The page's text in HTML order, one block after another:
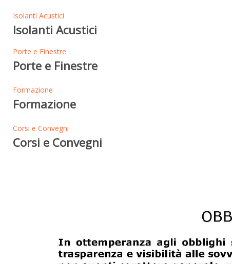
Isolanti Acustici
Isolanti Acustici
Porte e Finestre
Porte e Finestre
Formazione
Formazione
Corsi e Convegni
Corsi e Convegni